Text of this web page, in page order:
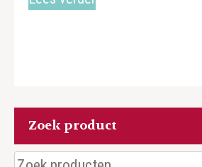
Zoek product
Zoeken